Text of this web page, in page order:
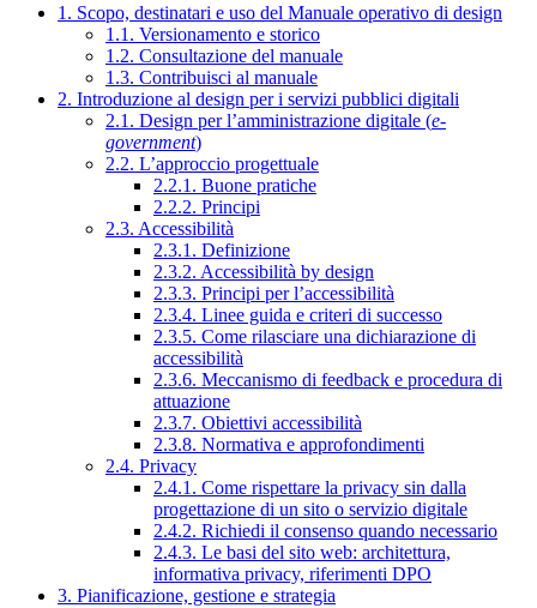
1. Scopo, destinatari e uso del Manuale operativo di design
1.1. Versionamento e storico
1.2. Consultazione del manuale
1.3. Contribuisci al manuale
2. Introduzione al design per i servizi pubblici digitali
2.1. Design per l’amministrazione digitale (e-
government)
2.2. L’approccio progettuale
2.2.1. Buone pratiche
2.2.2. Principi
2.3. Accessibilità
2.3.1. Definizione
2.3.2. Accessibilità by design
2.3.3. Principi per l’accessibilità
2.3.4. Linee guida e criteri di successo
2.3.5. Come rilasciare una dichiarazione di
accessibilità
2.3.6. Meccanismo di feedback e procedura di
attuazione
2.3.7. Obiettivi accessibilità
2.3.8. Normativa e approfondimenti
2.4. Privacy
2.4.1. Come rispettare la privacy sin dalla
progettazione di un sito o servizio digitale
2.4.2. Richiedi il consenso quando necessario
2.4.3. Le basi del sito web: architettura,
informativa privacy, riferimenti DPO
3. Pianificazione, gestione e strategia